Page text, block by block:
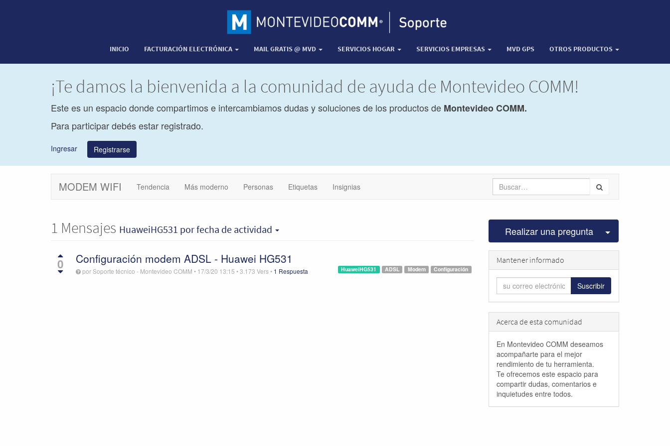
INICIO FACTURACIÓN ELECTRÓNICA MAIL GRATIS @ MVD SERVICIOS HOGAR SERVICIOS EMPRESAS MVD GPS OTROS PRODUCTOS
¡Te damos la bienvenida a la comunidad de ayuda de Montevideo COMM!
Este es un espacio donde compartimos e intercambiamos dudas y soluciones de los productos de Montevideo COMM.
Para participar debés estar registrado.
Ingresar Registrarse
MODEM WIFI Tendencia Más moderno Personas Etiquetas Insignias
1 Mensajes HuaweiHG531 por fecha de actividad
0 Configuración modem ADSL - Huawei HG531
Configuración
Modem
ADSL
HuaweiHG531
porSoporte técnico - Montevideo COMM • 17/3/20 13:15 •3.173 Vers• 1 Respuesta
Realizar una pregunta Seleccionar
Mantener informado
Suscribir
Acerca de esta comunidad
En Montevideo COMM deseamos
acompañarte para el mejor
rendimiento de tu herramienta.
Te ofrecemos este espacio para
compartir dudas, comentarios e
inquietudes entre todos.